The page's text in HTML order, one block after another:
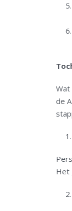
Wat
de
Het